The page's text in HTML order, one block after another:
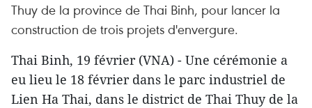
Thuy de la province de Thai Binh, pour lancer la
construction de trois projets d'envergure.
Thai Binh, 19 février (VNA) - Une cérémonie a
eu lieu le 18 février dans le parc industriel de
Lien Ha Thai, dans le district de Thai Thuy de la